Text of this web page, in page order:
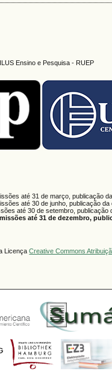
Ensino e Pesquisa - RUEP
até 31 de março, publicação
até 30 de junho, publicação da
até 30 de setembro, publicação
até 31 de dezembro,
LicençaCreative Commons